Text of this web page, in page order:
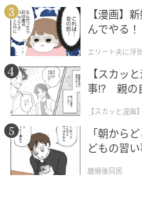
【漫画】
んでやる
エリート夫に浮
【スカッ
事!? 親の
【スカッと漫画
懲らしめた話
「朝から
どもの習
離婚後同居